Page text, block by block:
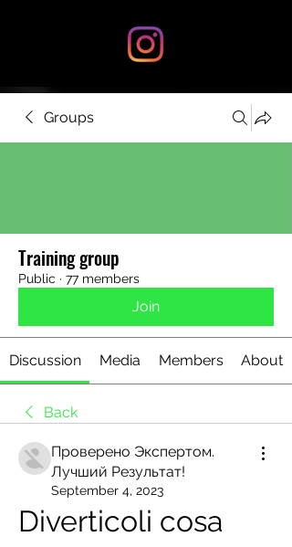
Groups
Training group
Public · 77 members
Join
Discussion Media Members About
Back
Проверено Экспертом.
Лучший Результат!
September 4, 2023
Diverticoli cosa